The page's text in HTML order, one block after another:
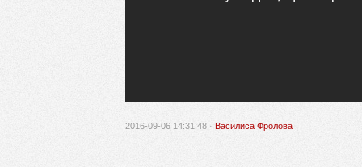
2016-09-06 14:31:48 · Василиса Фролова